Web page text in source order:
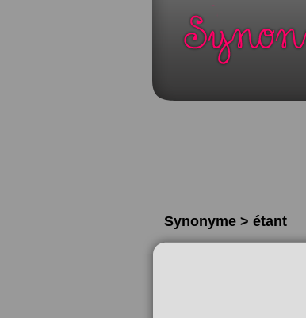
Synonyme > étant